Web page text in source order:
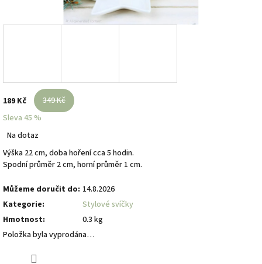
189 Kč
349 Kč
Sleva 45 %
cena:
Na dotaz
Výška 22 cm, doba hoření cca 5 hodin.
Spodní průměr 2 cm, horní průměr 1 cm.
Můžeme doručit do: 14.8.2026
Kategorie:
Stylové svíčky
Hmotnost:
0.3 kg
Položka byla vyprodána…